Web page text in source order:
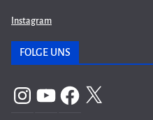
Instagram
FOLGE UNS
InstagramYouTubeFacebook
X